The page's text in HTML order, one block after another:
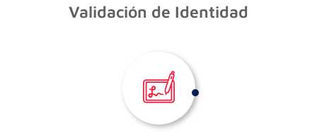
Validación de Identidad